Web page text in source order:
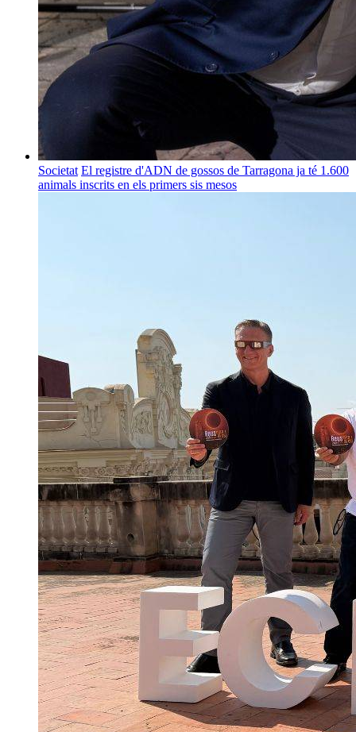
Societat El registre d'ADN de gossos de Tarragona ja té 1.600
animals inscrits en els primers sis mesos